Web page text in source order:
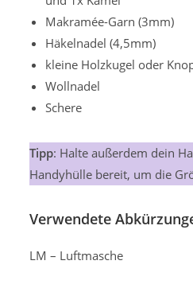
Makramée-Garn (3mm)
Häkelnadel (4,5mm)
kleine Holzkugel oder
Wollnadel
Schere
Tipp: Halte außerdem dein
Handyhülle bereit, um die
Verwendete
LM – Luftmasche